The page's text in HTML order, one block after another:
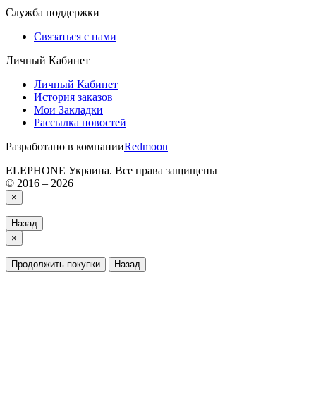
Служба поддержки
Связаться с нами
Личный Кабинет
Личный Кабинет
История заказов
Мои Закладки
Рассылка новостей
Разработано в компанииRedmoon
ELEPHONE Украина. Все права защищены
© 2016 – 2026
×
Назад
×
Продолжить покупки Назад